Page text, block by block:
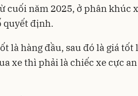
cuối năm 2025, ở phân khúc
quyết định.
là hàng đầu, sau đó là giá tốt
xe thì phải là chiếc xe cực